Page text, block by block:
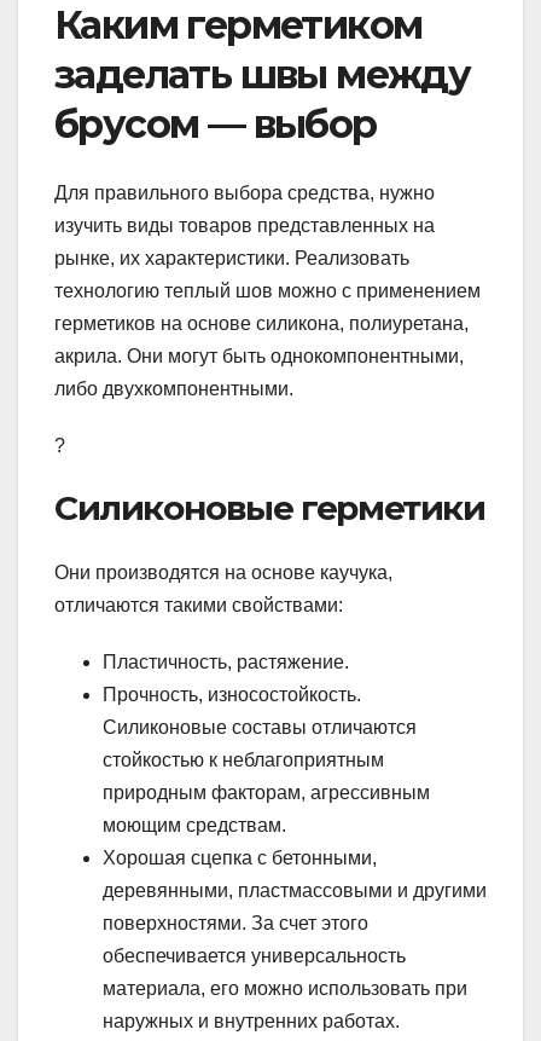
Каким герметиком
заделать швы между
брусом — выбор
Для правильного выбора средства, нужно
изучить виды товаров представленных на
рынке, их характеристики. Реализовать
технологию теплый шов можно с применением
герметиков на основе силикона, полиуретана,
акрила. Они могут быть однокомпонентными,
либо двухкомпонентными.
?
Силиконовые герметики
Они производятся на основе каучука,
отличаются такими свойствами:
Пластичность, растяжение.
Прочность, износостойкость.
Силиконовые составы отличаются
стойкостью к неблагоприятным
природным факторам, агрессивным
моющим средствам.
Хорошая сцепка с бетонными,
деревянными, пластмассовыми и другими
поверхностями. За счет этого
обеспечивается универсальность
материала, его можно использовать при
наружных и внутренних работах.